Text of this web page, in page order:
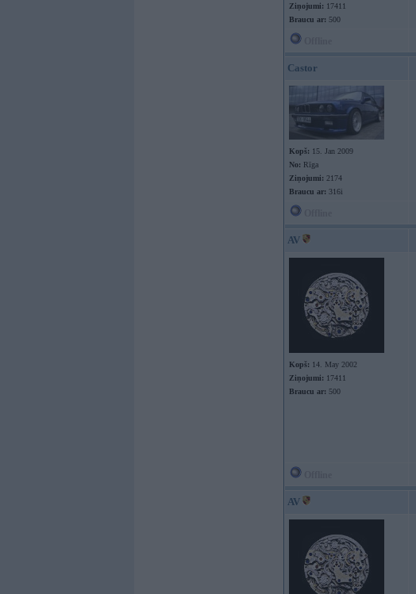
Ziņojumi: 17411
Braucu ar: 500
Castor
Kopš: 15. Jan 2009
No: Rīga
Ziņojumi: 2174
Braucu ar: 316i
AV
Kopš: 14. May 2002
Ziņojumi: 17411
Braucu ar: 500
AV